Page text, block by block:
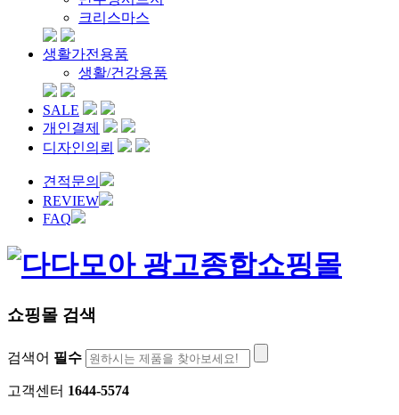
크리스마스
생활가전용품
생활/건강용품
SALE
개인결제
디자인의뢰
견적문의
REVIEW
FAQ
쇼핑몰 검색
검색어 필수
고객센터 1644-5574